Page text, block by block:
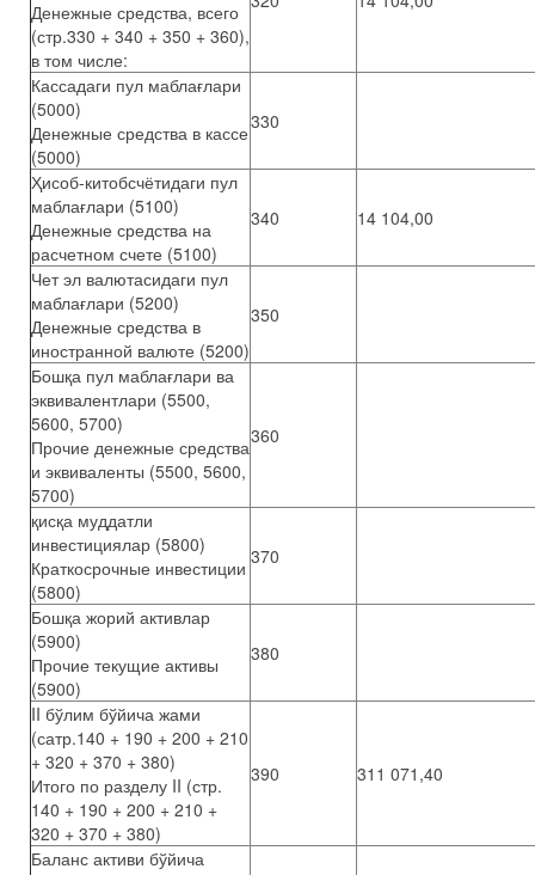
Денежные средства, всего
(стр.330 + 340 + 350 + 360),
в том числе:
Кассадаги пул маблағлари
(5000)
Денежные средства в кассе
(5000)
330
Ҳисоб-китобсчётидаги пул
маблағлари (5100)
Денежные средства на
расчетном счете (5100)
340 14 104,00
Чет эл валютасидаги пул
маблағлари (5200)
Денежные средства в
иностранной валюте (5200)
350
Бошқа пул маблағлари ва
эквивалентлари (5500,
5600, 5700)
Прочие денежные средства
и эквиваленты (5500, 5600,
5700)
360
қисқа муддатли
инвестициялар (5800)
Краткосрочные инвестиции
(5800)
370
Бошқа жорий активлар
(5900)
Прочие текущие активы
(5900)
380
II бўлим бўйича жами
(сатр.140 + 190 + 200 + 210
+ 320 + 370 + 380)
Итого по разделу II (стр.
140 + 190 + 200 + 210 +
320 + 370 + 380)
390 311 071,40
Баланс активи бўйича